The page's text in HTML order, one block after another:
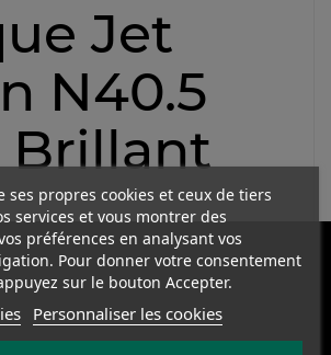
Jet
N40.5
Brillant
ses propres cookies et ceux de tiers
services et vous montrer des
préférences en analysant vos
Pour donner votre consentement
sur le bouton Accepter.
Personnaliser les cookies